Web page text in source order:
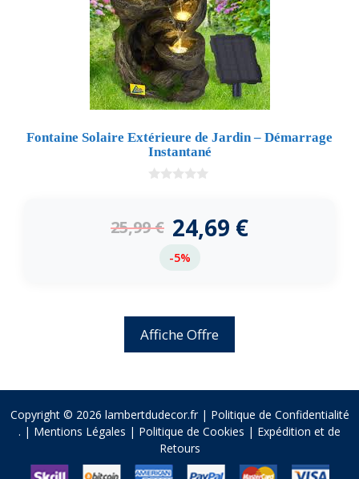
Fontaine Solaire Extérieure de Jardin – Démarrage
Instantané
5
25,99€ 24,69 €
-5%
Affiche Offre
Copyright © 2026 lambertdudecor.fr | Politique de Confidentialité
. | Mentions Légales | Politique de Cookies | Expédition et de
Retours